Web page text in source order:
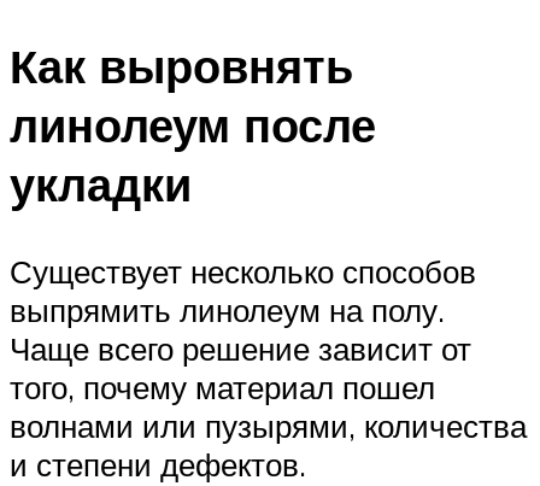
Как выровнять
линолеум после
укладки
Существует несколько способов
выпрямить линолеум на полу.
Чаще всего решение зависит от
того, почему материал пошел
волнами или пузырями, количества
и степени дефектов.